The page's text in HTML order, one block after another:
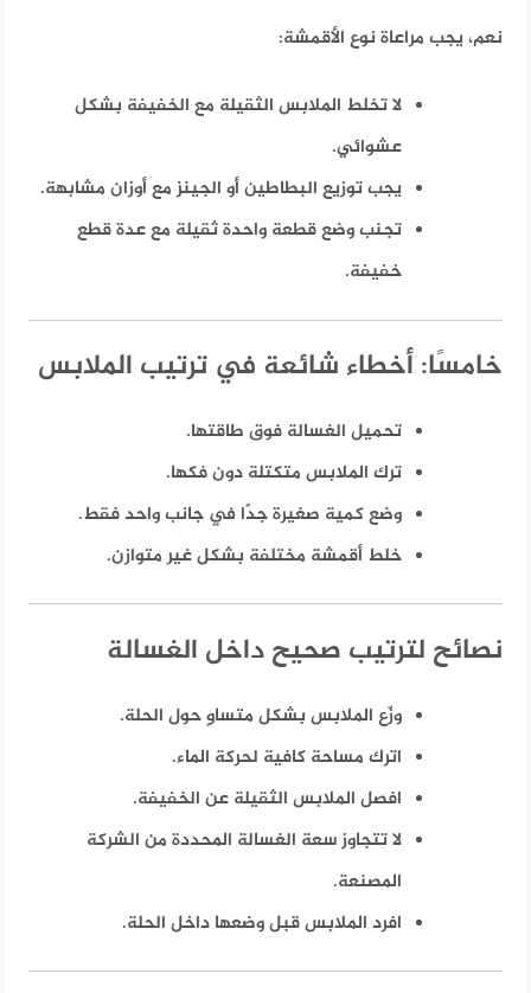
نعم، يجب مراعاة نوع الأقمشة:
لا تخلط الملابس الثقيلة مع الخفيفة بشكل
عشوائي.
يجب توزيع البطاطين أو الجينز مع أوزان مشابهة.
تجنب وضع قطعة واحدة ثقيلة مع عدة قطع
خفيفة.
خامسًا: أخطاء شائعة في ترتيب الملابس
تحميل الغسالة فوق طاقتها.
ترك الملابس متكتلة دون فكها.
وضع كمية صغيرة جدًا في جانب واحد فقط.
خلط أقمشة مختلفة بشكل غير متوازن.
نصائح لترتيب صحيح داخل الغسالة
وزّع الملابس بشكل متساوٍ حول الحلة.
اترك مساحة كافية لحركة الماء.
افصل الملابس الثقيلة عن الخفيفة.
لا تتجاوز سعة الغسالة المحددة من الشركة
المصنعة.
افرد الملابس قبل وضعها داخل الحلة.